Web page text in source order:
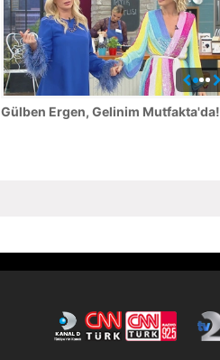
Gülben Ergen, Gelinim Mutfakta'da!